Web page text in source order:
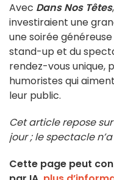
Avec Dans Nos Têtes,
investiraient une
une soirée
stand-up et du
rendez-vous unique,
humoristes qui
leur public.
Cet article repose
jour ; le spectacle
Cette page peut